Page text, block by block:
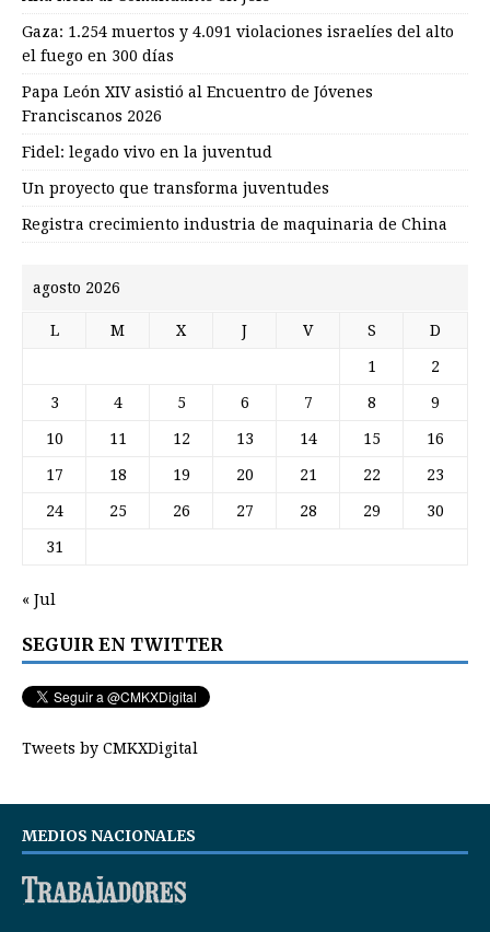
Gaza: 1.254 muertos y 4.091 violaciones israelíes del alto
el fuego en 300 días
Papa León XIV asistió al Encuentro de Jóvenes
Franciscanos 2026
Fidel: legado vivo en la juventud
Un proyecto que transforma juventudes
Registra crecimiento industria de maquinaria de China
agosto 2026
L M X J V S D
1 2
3 4 5 6 7 8 9
10 11 12 13 14 15 16
17 18 19 20 21 22 23
24 25 26 27 28 29 30
31
« Jul
SEGUIR EN TWITTER
Tweets by CMKXDigital
MEDIOS NACIONALES